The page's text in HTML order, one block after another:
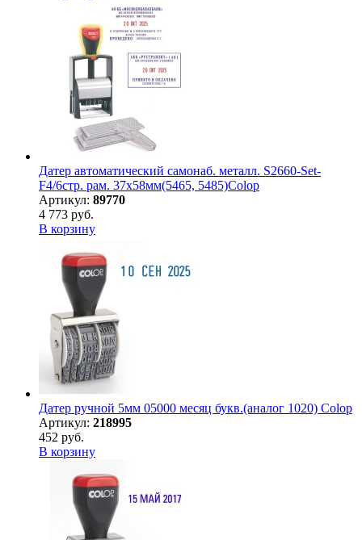
Датер автоматический самонаб. металл. S2660-Set-
F4/6стр. рам. 37х58мм(5465, 5485)Colop
Артикул: 89770
4 773 руб.
В корзину
Датер ручной 5мм 05000 месяц букв.(аналог 1020) Colop
Артикул: 218995
452 руб.
В корзину